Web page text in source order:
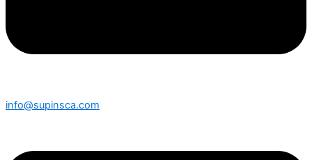
info@supinsca.com